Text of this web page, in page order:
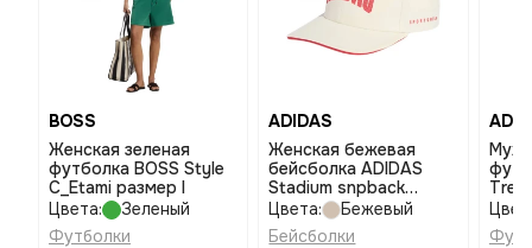
BOSS
Женская зеленая
футболка BOSS Style
C_Etami размер l
Цвета:
Зеленый
Футболки
ADIDAS
Женская бежевая
бейсболка ADIDAS
Stadium snpback
размер osfm
Цвета:
Бежевый
Бейсболки